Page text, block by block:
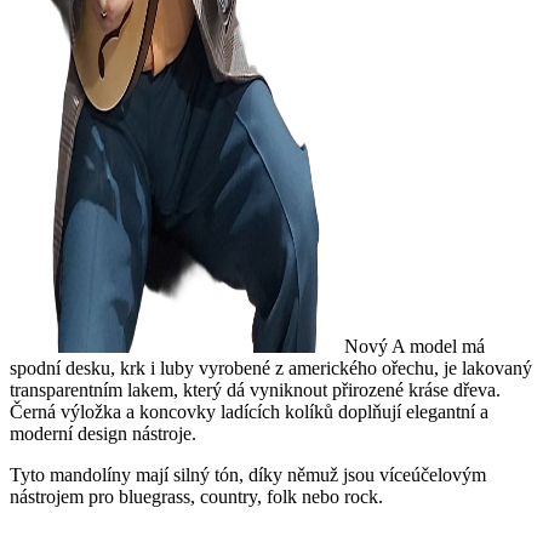
Nový A model má
spodní desku, krk i luby vyrobené z amerického ořechu, je lakovaný
transparentním lakem, který dá vyniknout přirozené kráse dřeva.
Černá výložka a koncovky ladících kolíků doplňují elegantní a
moderní design nástroje.
Tyto mandolíny mají silný tón, díky němuž jsou víceúčelovým
nástrojem pro bluegrass, country, folk nebo rock.